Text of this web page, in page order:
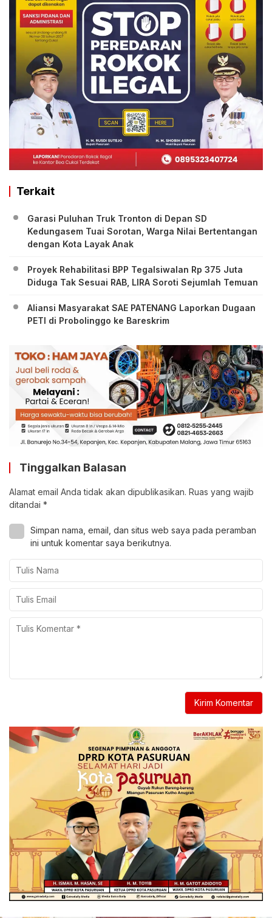
Terkait
Garasi Puluhan Truk Tronton di Depan SD
Kedungasem Tuai Sorotan, Warga Nilai Bertentangan
dengan Kota Layak Anak
Proyek Rehabilitasi BPP Tegalsiwalan Rp 375 Juta
Diduga Tak Sesuai RAB, LIRA Soroti Sejumlah Temuan
Aliansi Masyarakat SAE PATENANG Laporkan Dugaan
PETI di Probolinggo ke Bareskrim
Tinggalkan Balasan
Alamat email Anda tidak akan dipublikasikan. Ruas yang wajib
ditandai *
Simpan nama, email, dan situs web saya pada peramban
ini untuk komentar saya berikutnya.